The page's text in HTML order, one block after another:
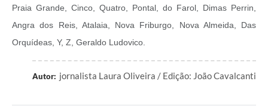
Praia Grande, Cinco, Quatro, Pontal, do Farol, Dimas Perrin,
Angra dos Reis, Atalaia, Nova Friburgo, Nova Almeida, Das
Orquídeas, Y, Z, Geraldo Ludovico.
Autor: jornalista Laura Oliveira / Edição: João Cavalcanti